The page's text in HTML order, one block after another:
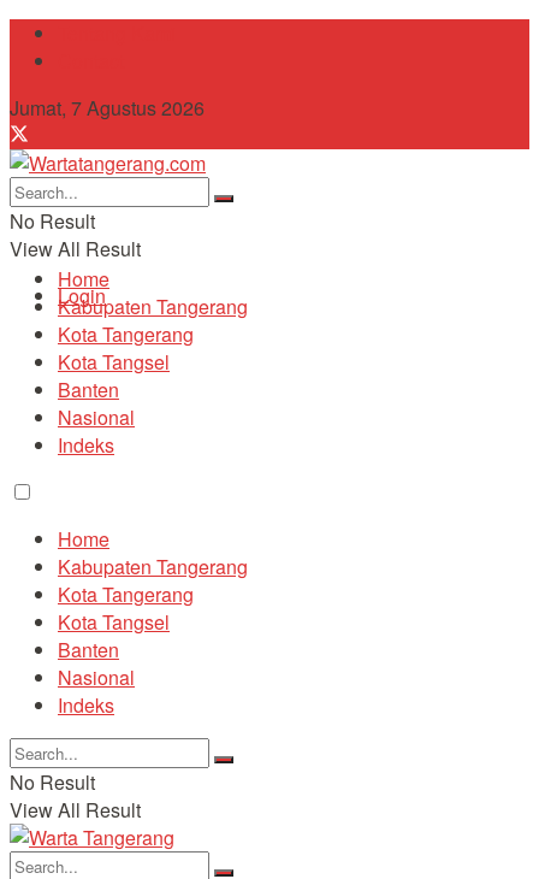
Jumat, 7 Agustus 2026
No Result
View All Result
Login
Home
Kabupaten Tangerang
Kota Tangerang
Kota Tangsel
Banten
Nasional
Indeks
Home
Kabupaten Tangerang
Kota Tangerang
Kota Tangsel
Banten
Nasional
Indeks
No Result
View All Result